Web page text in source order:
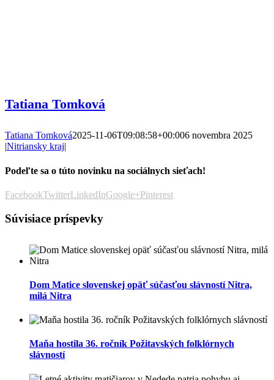
Tatiana Tomková
Tatiana Tomková2025-11-06T09:08:58+00:006 novembra 2025
|Nitriansky kraj|
Podeľte sa o túto novinku na sociálnych sieťach!
FacebookTwitterLinkedInGoogle+Pinterest
Súvisiace príspevky
Dom Matice slovenskej opäť súčasťou slávností Nitra,
milá Nitra
Maňa hostila 36. ročník Požitavských folklórnych
slávností